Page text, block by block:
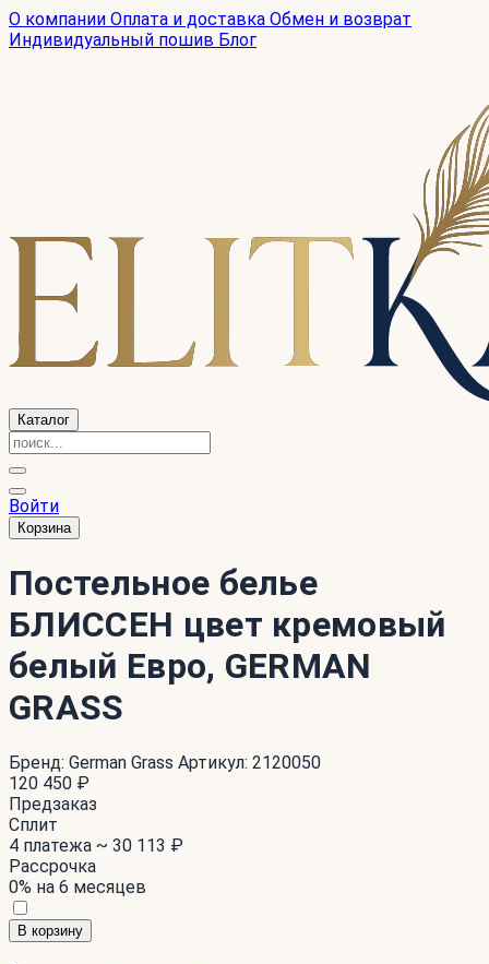
О компании Оплата и доставка Обмен и возврат
Индивидуальный пошив Блог
Каталог
Войти
Корзина
Постельное белье
БЛИССЕН цвет кремовый
белый Евро, GERMAN
GRASS
Бренд: German Grass Артикул: 2120050
120 450 ₽
Предзаказ
Сплит
4 платежа ~ 30 113 ₽
Рассрочка
0% на 6 месяцев
В корзину